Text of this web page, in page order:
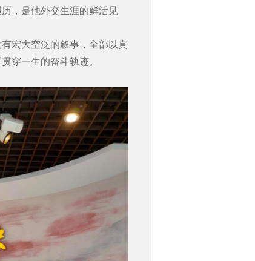
，是他外交生涯的鲜活见
宏大空泛的叙事，全部以真
穿一生的奋斗轨迹。